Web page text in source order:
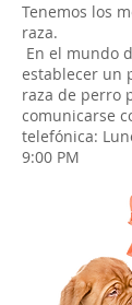
Tenemos los
raza.
En el mundo
establecer un
raza de perro
comunicarse
telefónica:
9:00 PM